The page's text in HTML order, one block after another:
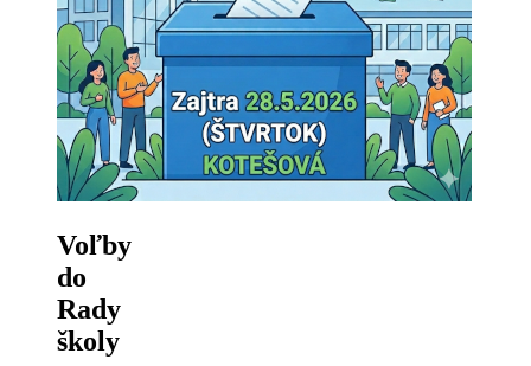
Voľby
do
Rady
školy